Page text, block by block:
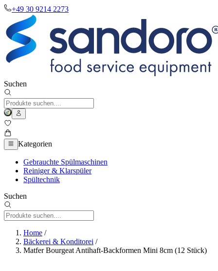
+49 30 9214 2273
Suchen
Kategorien
Gebrauchte Spülmaschinen
Reiniger & Klarspüler
Spültechnik
Suchen
Home /
Bäckerei & Konditorei /
Matfer Bourgeat Antihaft-Backformen Mini 8cm (12 Stück)